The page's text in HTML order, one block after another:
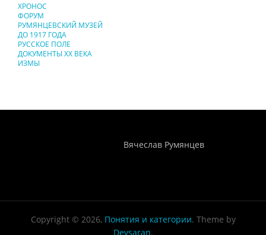
ХРОНОС
ФОРУМ
РУМЯНЦЕВСКИЙ МУЗЕЙ
ДО 1917 ГОДА
РУССКОЕ ПОЛЕ
ДОКУМЕНТЫ XX ВЕКА
ИЗМЫ
Вячеслав Румянцев
Copyright © 2026, Понятия и категории. Theme by
Devsaran.